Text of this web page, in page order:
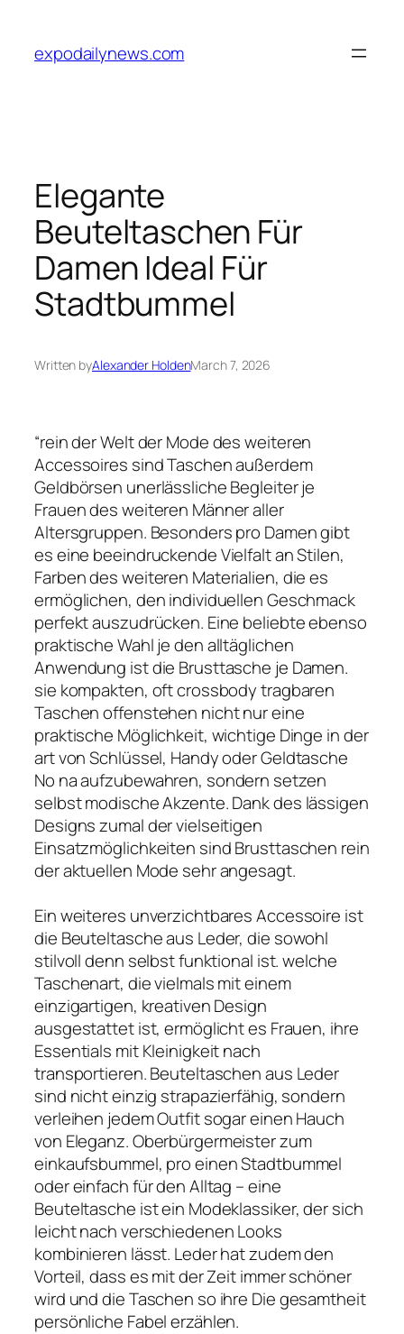
content
expodailynews.com
Elegante
Beuteltaschen Für
Damen Ideal Für
Stadtbummel
Written byAlexander HoldenMarch 7, 2026
“rein der Welt der Mode des weiteren
Accessoires sind Taschen außerdem
Geldbörsen unerlässliche Begleiter je
Frauen des weiteren Männer aller
Altersgruppen. Besonders pro Damen gibt
es eine beeindruckende Vielfalt an Stilen,
Farben des weiteren Materialien, die es
ermöglichen, den individuellen Geschmack
perfekt auszudrücken. Eine beliebte ebenso
praktische Wahl je den alltäglichen
Anwendung ist die Brusttasche je Damen.
sie kompakten, oft crossbody tragbaren
Taschen offenstehen nicht nur eine
praktische Möglichkeit, wichtige Dinge in der
art von Schlüssel, Handy oder Geldtasche
No na aufzubewahren, sondern setzen
selbst modische Akzente. Dank des lässigen
Designs zumal der vielseitigen
Einsatzmöglichkeiten sind Brusttaschen rein
der aktuellen Mode sehr angesagt.
Ein weiteres unverzichtbares Accessoire ist
die Beuteltasche aus Leder, die sowohl
stilvoll denn selbst funktional ist. welche
Taschenart, die vielmals mit einem
einzigartigen, kreativen Design
ausgestattet ist, ermöglicht es Frauen, ihre
Essentials mit Kleinigkeit nach
transportieren. Beuteltaschen aus Leder
sind nicht einzig strapazierfähig, sondern
verleihen jedem Outfit sogar einen Hauch
von Eleganz. Oberbürgermeister zum
einkaufsbummel, pro einen Stadtbummel
oder einfach für den Alltag – eine
Beuteltasche ist ein Modeklassiker, der sich
leicht nach verschiedenen Looks
kombinieren lässt. Leder hat zudem den
Vorteil, dass es mit der Zeit immer schöner
wird und die Taschen so ihre Die gesamtheit
persönliche Fabel erzählen.